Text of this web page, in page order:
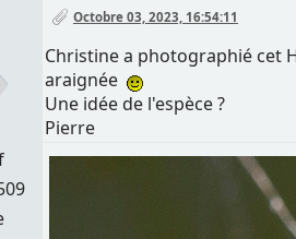
Octobre 03, 2023, 16:54:11
Christine a photographié cet
araignée
Une idée de l'espèce ?
Pierre